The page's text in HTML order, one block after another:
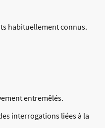
habituellement connus.
entremêlés.
interrogations liées à la